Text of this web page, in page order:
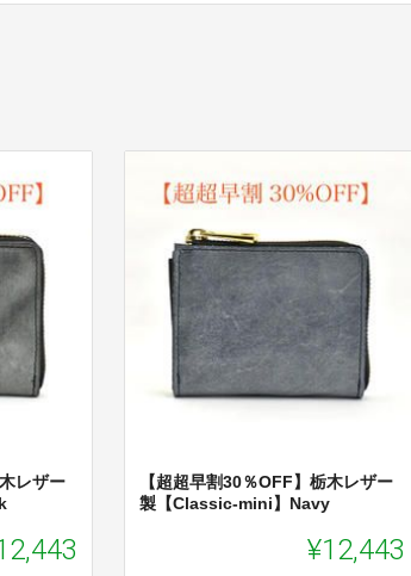
レザー
【超超早割30％OFF】栃木レザー
製【Classic-mini】Navy
¥12,443